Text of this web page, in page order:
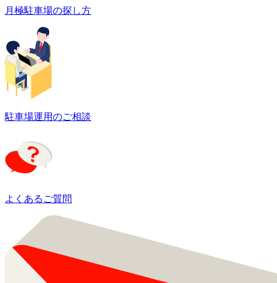
月極駐車場の探し方
駐車場運用のご相談
よくあるご質問